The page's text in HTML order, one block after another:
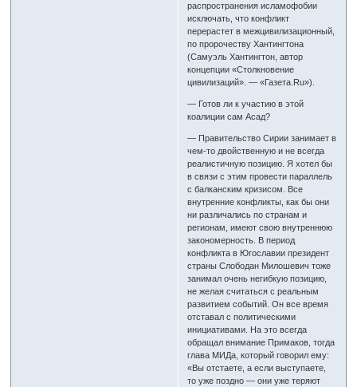
распространения исламофобии
исключать, что конфликт
перерастет в межцивилизационный,
по пророчеству Хантингтона
(Самуэль Хантингтон, автор
концепции «Столкновение
цивилизаций». — «Газета.Ru»).
— Готов ли к участию в этой
коалиции сам Асад?
— Правительство Сирии занимает в
чем-то двойственную и не всегда
реалистичную позицию. Я хотел бы
в связи с этим провести параллель
с балканским кризисом. Все
внутренние конфликты, как бы они
ни различались по странам и
регионам, имеют свою внутреннюю
закономерность. В период
конфликта в Югославии президент
страны Слободан Милошевич тоже
занимал очень негибкую позицию,
не желая считаться с реальным
развитием событий. Он все время
отставал с политическими
инициативами. На это всегда
обращал внимание Примаков, тогда
глава МИДа, который говорил ему:
«Вы отстаете, а если выступаете,
то уже поздно — они уже теряют